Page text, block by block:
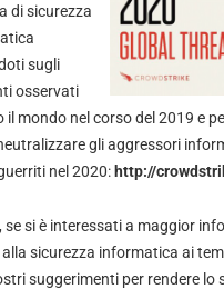
di sicurezza
sugli
osservati
il mondo nel corso del 2019 e
gli aggressori
nel 2020: http://
se si è interessati a maggior
sicurezza informatica ai
suggerimenti per rendere lo